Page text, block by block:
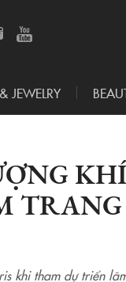
JEWELRY
TRANG
khi tham dự triển